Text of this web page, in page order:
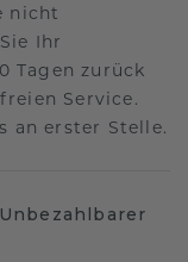
nicht
Ihr
Tagen zurück
Service.
an erster Stelle.